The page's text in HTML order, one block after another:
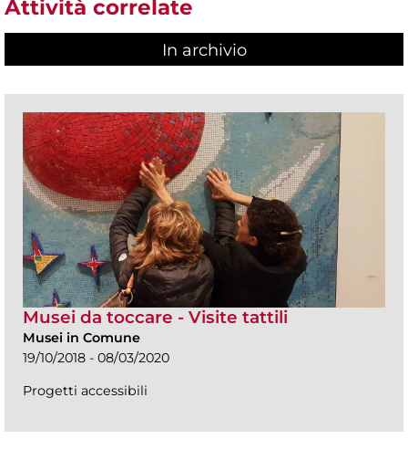
Attività correlate
In archivio
Musei da toccare - Visite tattili
Musei in Comune
19/10/2018 - 08/03/2020
Progetti accessibili